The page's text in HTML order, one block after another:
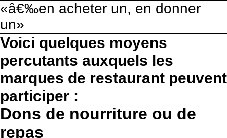
«â€‰en acheter un, en donner
un»
Voici quelques moyens
percutants auxquels les
marques de restaurant peuvent
participer :
Dons de nourriture ou de
repas